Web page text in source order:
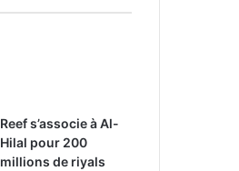
T
e
t
r
a
Reef s’associe à Al-
Hilal pour 200
millions de riyals